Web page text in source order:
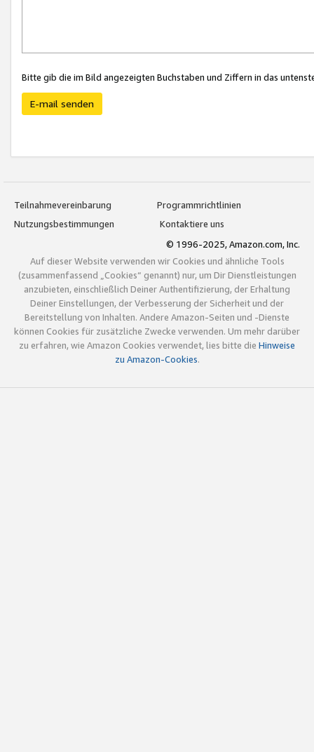
Bitte gib die im Bild angezeigten Buchstaben und Ziffern in das
E-mail senden
Teilnahmevereinbarung
Programmrichtlinien
Nutzungsbestimmungen
Kontaktiere uns
© 1996-2025, Amazon.com, Inc.
Auf dieser Website verwenden wir Cookies und ähnliche Tools
(zusammenfassend „Cookies“ genannt) nur, um Dir Dienstleistungen
anzubieten, einschließlich Deiner Authentifizierung, der Erhaltung
Deiner Einstellungen, der Verbesserung der Sicherheit und der
Bereitstellung von Inhalten. Andere Amazon-Seiten und -Dienste
können Cookies für zusätzliche Zwecke verwenden. Um mehr darüber
zu erfahren, wie Amazon Cookies verwendet, lies bitte die Hinweise
zu Amazon-Cookies.